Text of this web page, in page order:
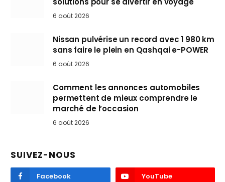
6 août 2026
Nissan pulvérise un record avec 1 980 km
sans faire le plein en Qashqai e-POWER
6 août 2026
Comment les annonces automobiles
permettent de mieux comprendre le
marché de l’occasion
6 août 2026
SUIVEZ-NOUS
Facebook YouTube